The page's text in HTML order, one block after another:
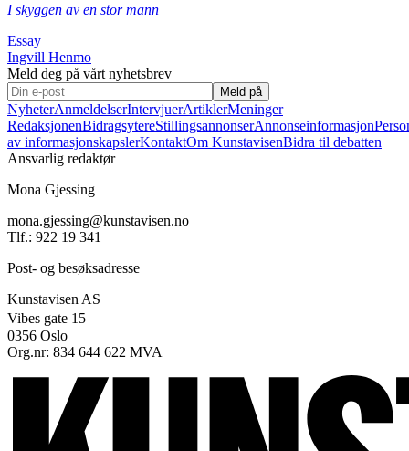
I skyggen av en stor mann
Essay
Ingvill Henmo
Meld deg på vårt nyhetsbrev
Meld på
NyheterAnmeldelserIntervjuerArtiklerMeninger
RedaksjonenBidragsytereStillingsannonserAnnonseinformasjon
av informasjonskapslerKontaktOm KunstavisenBidra til debatten
Ansvarlig redaktør
Mona Gjessing
mona.gjessing@kunstavisen.no
Tlf.: 922 19 341
Post- og besøksadresse
Kunstavisen AS
Vibes gate 15
0356 Oslo
Org.nr: 834 644 622 MVA